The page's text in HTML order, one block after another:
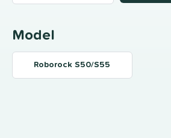
Model
Roborock S50/S55